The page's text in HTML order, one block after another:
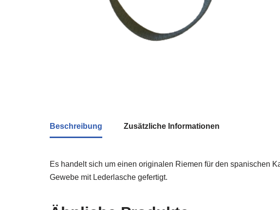
Beschreibung Zusätzliche Informationen
Es handelt sich um einen originalen Riemen für den spanischen
Gewebe mit Lederlasche gefertigt.